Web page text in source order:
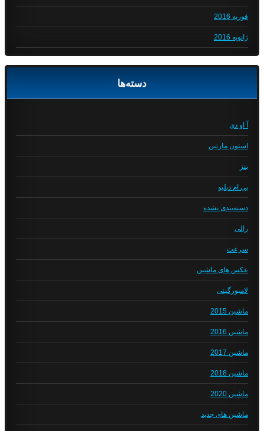
فوریه 2016
ژانویه 2016
دسته‌ها
آ او دی
استون مارتین
بنز
بی ام دبلیو
دسته‌بندی نشده
رالی
سرعت
عکس های ماشین
لامبورگینی
ماشین 2015
ماشین 2016
ماشین 2017
ماشین 2018
ماشین 2020
ماشین های جدید